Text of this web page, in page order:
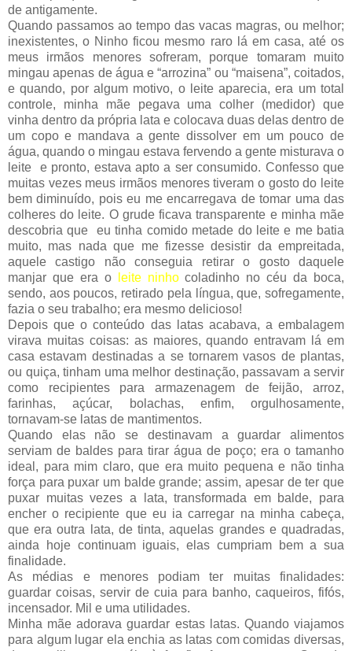
de antigamente.
Quando passamos ao tempo das vacas magras, ou melhor;
inexistentes, o Ninho ficou mesmo raro lá em casa, até os
meus irmãos menores sofreram, porque tomaram muito
mingau apenas de água e “arrozina” ou “maisena”, coitados,
e quando, por algum motivo, o leite aparecia, era um total
controle, minha mãe pegava uma colher (medidor) que
vinha dentro da própria lata e colocava duas delas dentro de
um copo e mandava a gente dissolver em um pouco de
água, quando o mingau estava fervendo a gente misturava o
leite e pronto, estava apto a ser consumido. Confesso que
muitas vezes meus irmãos menores tiveram o gosto do leite
bem diminuído, pois eu me encarregava de tomar uma das
colheres do leite. O grude ficava transparente e minha mãe
descobria que eu tinha comido metade do leite e me batia
muito, mas nada que me fizesse desistir da empreitada,
aquele castigo não conseguia retirar o gosto daquele
manjar que era o
leite ninhocoladinho no céu da boca,
sendo, aos poucos, retirado pela língua, que, sofregamente,
fazia o seu trabalho; era mesmo delicioso!
Depois que o conteúdo das latas acabava, a embalagem
virava muitas coisas: as maiores, quando entravam lá em
casa estavam destinadas a se tornarem vasos de plantas,
ou quiça, tinham uma melhor destinação, passavam a servir
como recipientes para armazenagem de feijão, arroz,
farinhas, açúcar, bolachas, enfim, orgulhosamente,
tornavam-se latas de mantimentos.
Quando elas não se destinavam a guardar alimentos
serviam de baldes para tirar água de poço; era o tamanho
ideal, para mim claro, que era muito pequena e não tinha
força para puxar um balde grande; assim, apesar de ter que
puxar muitas vezes a lata, transformada em balde, para
encher o recipiente que eu ia carregar na minha cabeça,
que era outra lata, de tinta, aquelas grandes e quadradas,
ainda hoje continuam iguais, elas cumpriam bem a sua
finalidade.
As médias e menores podiam ter muitas finalidades:
guardar coisas, servir de cuia para banho, caqueiros, fifós,
incensador. Mil e uma utilidades.
Minha mãe adorava guardar estas latas. Quando viajamos
para algum lugar ela enchia as latas com comidas diversas,